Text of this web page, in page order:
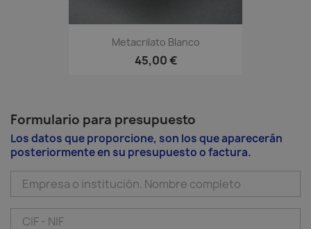
Metacrilato Blanco
45,00 €
Formulario para presupuesto
Los datos que proporcione, son los que aparecerán
posteriormente en su presupuesto o factura.